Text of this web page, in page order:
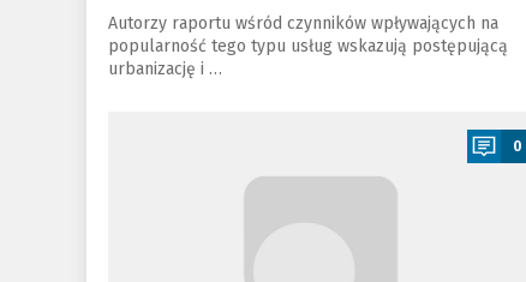
Autorzy raportu wśród czynników wpływających na
popularność tego typu usług wskazują postępującą
urbanizację i …
0